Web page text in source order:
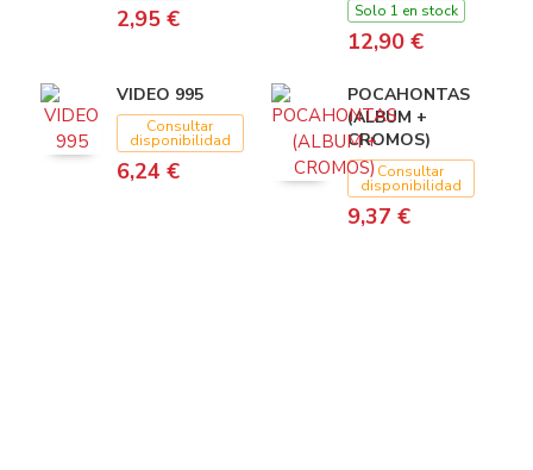
2,95 € Solo 1 en stock
12,90 €
VIDEO 995
Consultar
disponibilidad
6,24 €
POCAHONTAS
(ALBUM +
CROMOS)
Consultar
disponibilidad
9,37 €